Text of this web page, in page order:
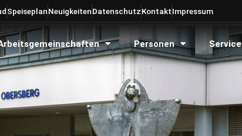
SpeiseplanNeuigkeitenDatenschutzKontaktImpressum
Personen Service